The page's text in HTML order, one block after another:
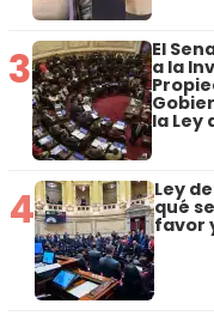
3 El
a la
la Ley
4 Ley
qué
favor